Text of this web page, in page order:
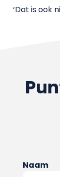
‘Dat is ook
Naam